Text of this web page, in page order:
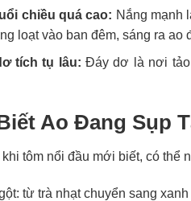
chiều quá cao: Nắng mạnh
loạt vào ban đêm, sáng ra ao
tích tụ lâu: Đáy dơ là nơi tảo
Ao Đang Sụp
tôm nổi đầu mới biết, có thể
từ trà nhạt chuyển sang